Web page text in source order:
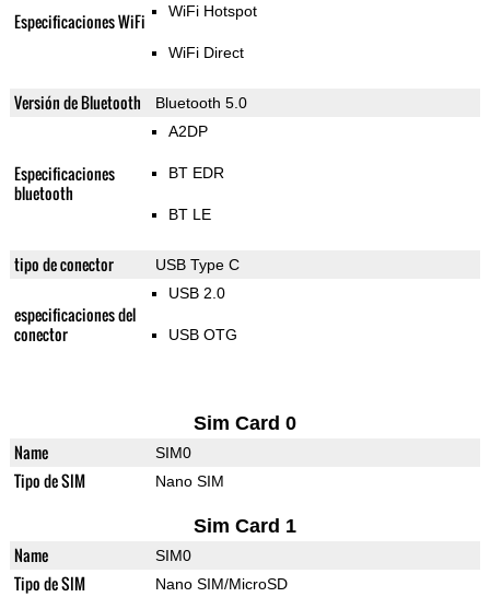
Especificaciones WiFi WiFi Hotspot
WiFi Direct
Versión de Bluetooth Bluetooth 5.0
Especificaciones
bluetooth
A2DP
BT EDR
BT LE
tipo de conector USB Type C
especificaciones del
conector
USB 2.0
USB OTG
Sim Card 0
Name SIM0
Tipo de SIM Nano SIM
Sim Card 1
Name SIM0
Tipo de SIM Nano SIM/MicroSD